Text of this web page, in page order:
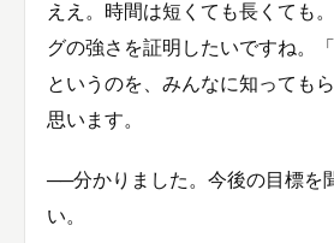
ええ。時間は短くても長くても
グの強さを証明したいですね。
というのを、みんなに知っても
思います。
──分かりました。今後の目標を
い。